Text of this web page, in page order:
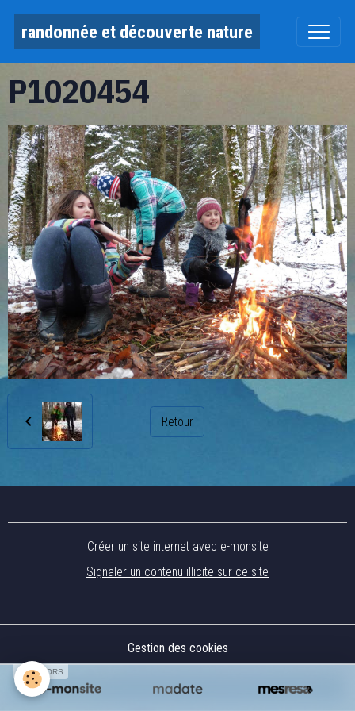
randonnée et découverte nature
P1020454
Retour
Créer un site internet avec e-monsite
Signaler un contenu illicite sur ce site
Gestion des cookies
SPONSORS